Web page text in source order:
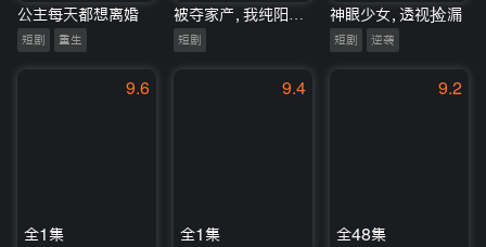
公主每天都想离婚
短剧 重生
被夺家产，我纯阳医神归来
短剧
神眼少女，透视捡漏
短剧 逆袭
9.6
全1集
9.4
全1集
9.2
全48集